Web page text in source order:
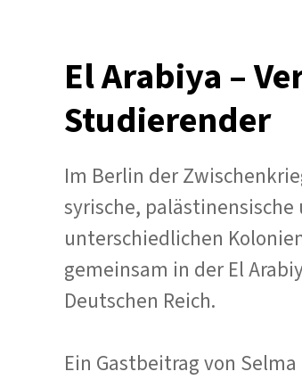
El Arabiya –
Studierender
Im Berlin der
syrische,
unterschiedlichen
gemeinsam in der El
Deutschen Reich.
Ein Gastbeitrag von